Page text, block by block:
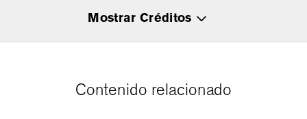
Mostrar Créditos
Contenido relacionado